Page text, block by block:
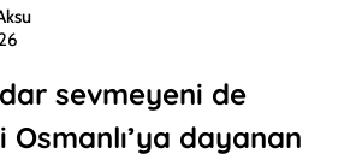
sevmeyeni de
Osmanlı’ya dayanan